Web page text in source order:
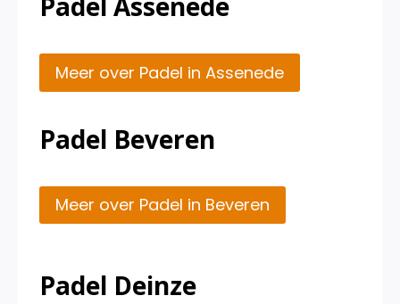
Meer over Padel in Assenede
Padel Beveren
Meer over Padel in Beveren
Padel Deinze